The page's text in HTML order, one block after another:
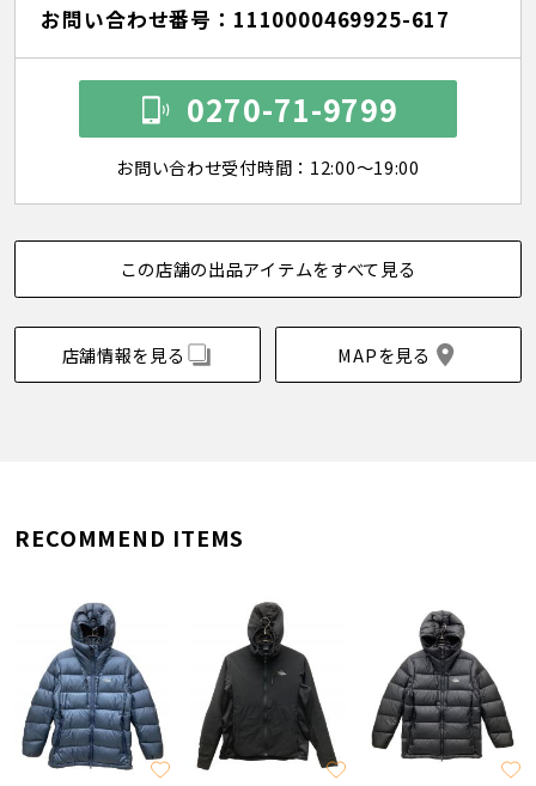
お問い合わせ番号：1110000469925-617
0270-71-9799
お問い合わせ受付時間：12:00～19:00
この店舗の出品アイテムをすべて見る
店舗情報を見る MAPを見る
RECOMMEND ITEMS